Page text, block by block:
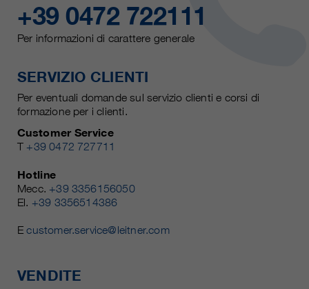
+39 0472 722111
Per informazioni di carattere generale
SERVIZIO CLIENTI
Per eventuali domande sul servizio clienti e corsi di
formazione per i clienti.
Customer Service
T +39 0472 727711
Hotline
Mecc. +39 3356156050
El. +39 3356514386
Ecustomer.service@leitner.com
VENDITE